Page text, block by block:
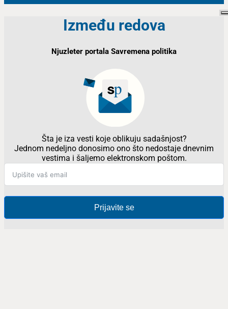
Između redova
Njuzleter portala Savremena politika
Šta je iza vesti koje oblikuju sadašnjost?
Jednom nedeljno donosimo ono što nedostaje dnevnim
vestima i šaljemo elektronskom poštom.
Prijavite se